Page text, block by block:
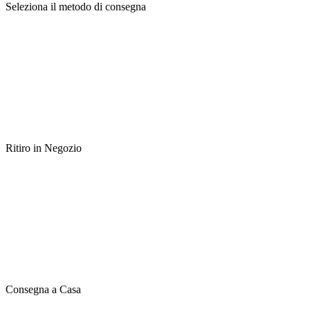
Seleziona il metodo di consegna
Ritiro in Negozio
Consegna a Casa